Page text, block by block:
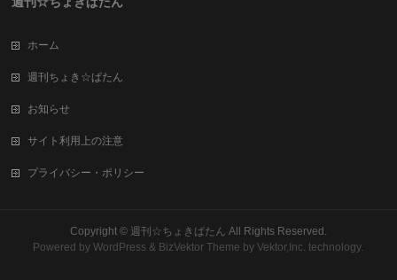
ホーム
週刊ちょき☆ぱたん
お知らせ
サイト利用上の注意
プライバシー・ポリシー
Copyright © 週刊☆ちょきぱたん All Rights Reserved.
Powered byWordPress & BizVektor Theme by Vektor,Inc. technology.